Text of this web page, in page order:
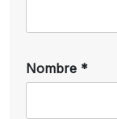
Nombre *